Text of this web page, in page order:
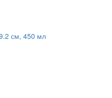
см, 450 мл